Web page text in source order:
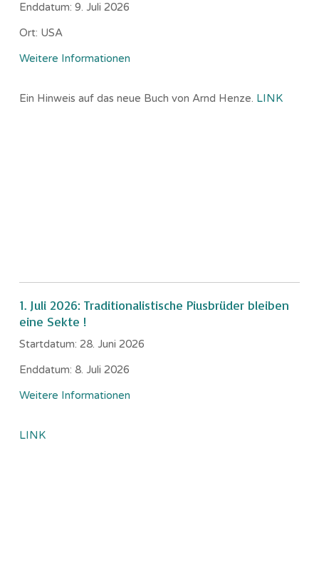
Enddatum: 9. Juli 2026
Ort: USA
Weitere Informationen
Ein Hinweis auf das neue Buch von Arnd Henze. LINK
1. Juli 2026: Traditionalistische Piusbrüder bleiben
eine Sekte !
Startdatum: 28. Juni 2026
Enddatum: 8. Juli 2026
Weitere Informationen
LINK